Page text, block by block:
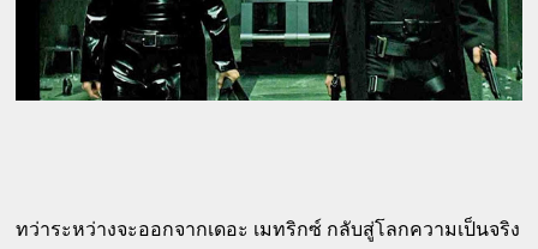
ทว่าระหว่างจะออกจากเดอะ เมทริกซ์ กลับสู่โลกความเป็นจริง